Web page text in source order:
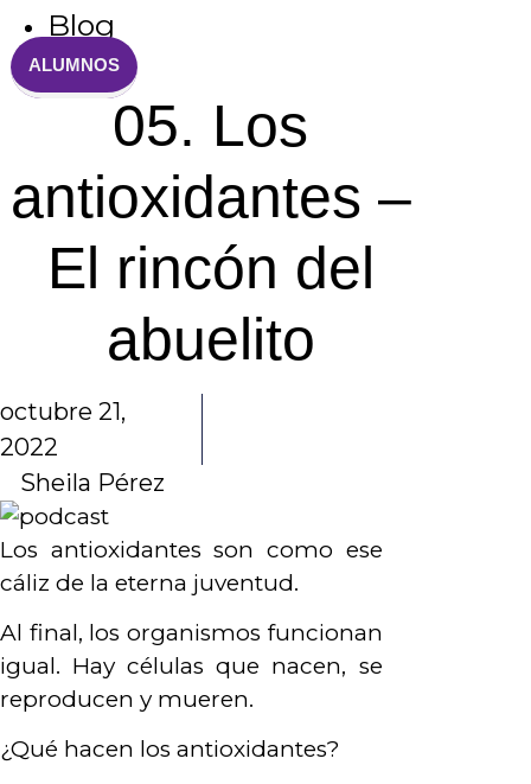
Blog
ALUMNOS
05. Los
antioxidantes –
El rincón del
abuelito
octubre 21,
2022
Sheila Pérez
Los antioxidantes son como ese
cáliz de la eterna juventud.
Al final, los organismos funcionan
igual. Hay células que nacen, se
reproducen y mueren.
¿Qué hacen los antioxidantes?